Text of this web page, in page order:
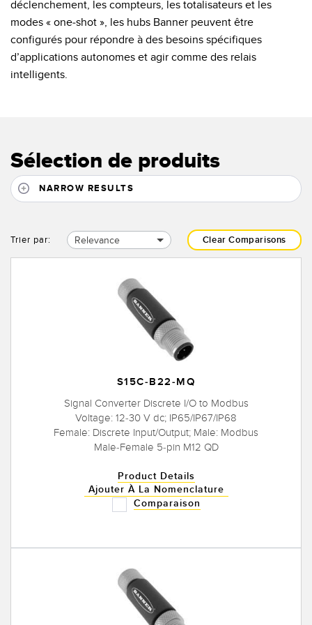
déclenchement, les compteurs, les totalisateurs et les
modes « one-shot », les hubs Banner peuvent être
configurés pour répondre à des besoins spécifiques
d’applications autonomes et agir comme des relais
intelligents.
Sélection de produits
NARROW RESULTS
Trier par: Relevance Clear Comparisons
S15C-B22-MQ
Signal Converter Discrete I/O to Modbus
Voltage: 12-30 V dc; IP65/IP67/IP68
Female: Discrete Input/Output; Male: Modbus
Male-Female 5-pin M12 QD
Product Details
Ajouter À La Nomenclature
Comparaison